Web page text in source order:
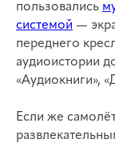
пользовались
системой —
переднего
аудиоистории
«Аудиокниги»,
Если же